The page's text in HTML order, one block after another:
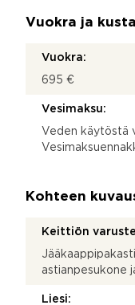
Vuokra ja
Vuokra:
695 €
Vesimaksu:
Veden käytöstä
Kohteen
Keittiön
astianpesukone
Liesi: